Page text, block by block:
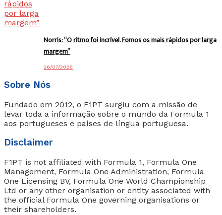
Norris: “O ritmo foi incrível. Fomos os mais rápidos por larga
margem”
26/07/2026
Sobre Nós
Fundado em 2012, o F1PT surgiu com a missão de
levar toda a informação sobre o mundo da Formula 1
aos portugueses e países de língua portuguesa.
Disclaimer
F1PT is not affiliated with Formula 1, Formula One
Management, Formula One Administration, Formula
One Licensing BV, Formula One World Championship
Ltd or any other organisation or entity associated with
the official Formula One governing organisations or
their shareholders.